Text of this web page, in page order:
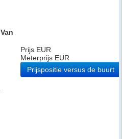
Prijs EUR
Meterprijs EUR
Prijspositie versus de buurt